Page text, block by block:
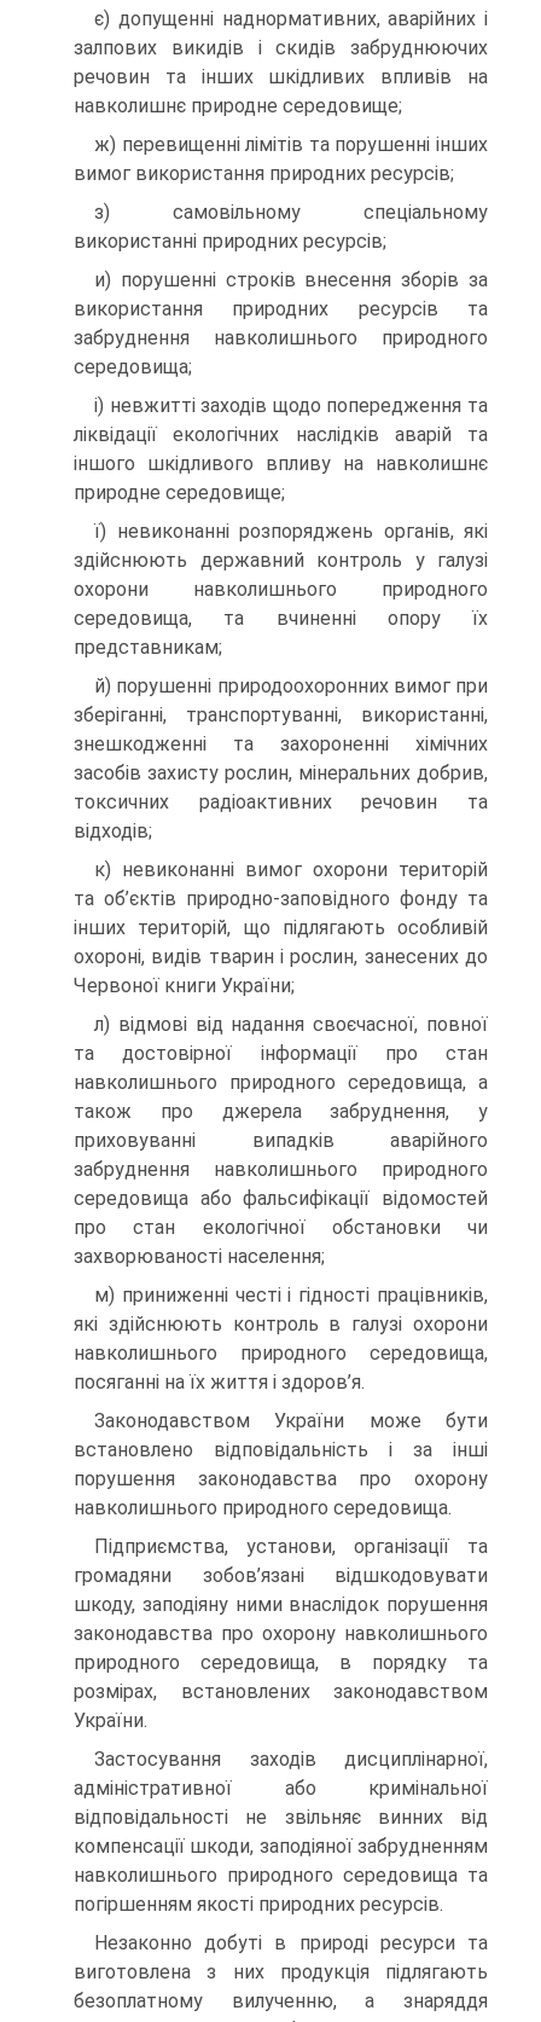
є) допущенні наднормативних, аварійних і
залпових викидів і скидів забруднюючих
речовин та інших шкідливих впливів на
навколишнє природне середовище;
ж) перевищенні лімітів та порушенні інших
вимог використання природних ресурсів;
з) самовільному спеціальному
використанні природних ресурсів;
и) порушенні строків внесення зборів за
використання природних ресурсів та
забруднення навколишнього природного
середовища;
і) невжитті заходів щодо попередження та
ліквідації екологічних наслідків аварій та
іншого шкідливого впливу на навколишнє
природне середовище;
ї) невиконанні розпоряджень органів, які
здійснюють державний контроль у галузі
охорони навколишнього природного
середовища, та вчиненні опору їх
представникам;
й) порушенні природоохоронних вимог при
зберіганні, транспортуванні, використанні,
знешкодженні та захороненні хімічних
засобів захисту рослин, мінеральних добрив,
токсичних радіоактивних речовин та
відходів;
к) невиконанні вимог охорони територій
та об’єктів природно-заповідного фонду та
інших територій, що підлягають особливій
охороні, видів тварин і рослин, занесених до
Червоної книги України;
л) відмові від надання своєчасної, повної
та достовірної інформації про стан
навколишнього природного середовища, а
також про джерела забруднення, у
приховуванні випадків аварійного
забруднення навколишнього природного
середовища або фальсифікації відомостей
про стан екологічної обстановки чи
захворюваності населення;
м) приниженні честі і гідності працівників,
які здійснюють контроль в галузі охорони
навколишнього природного середовища,
посяганні на їх життя і здоров’я.
Законодавством України може бути
встановлено відповідальність і за інші
порушення законодавства про охорону
навколишнього природного середовища.
Підприємства, установи, організації та
громадяни зобов’язані відшкодовувати
шкоду, заподіяну ними внаслідок порушення
законодавства про охорону навколишнього
природного середовища, в порядку та
розмірах, встановлених законодавством
України.
Застосування заходів дисциплінарної,
адміністративної або кримінальної
відповідальності не звільняє винних від
компенсації шкоди, заподіяної забрудненням
навколишнього природного середовища та
погіршенням якості природних ресурсів.
Незаконно добуті в природі ресурси та
виготовлена з них продукція підлягають
безоплатному вилученню, а знаряддя